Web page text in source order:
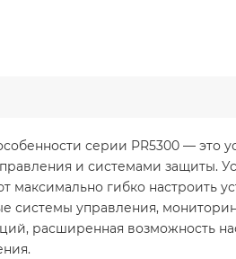
серии PR5300 — это
и системами защиты.
гибко настроить
системы управления,
расширенная возможность